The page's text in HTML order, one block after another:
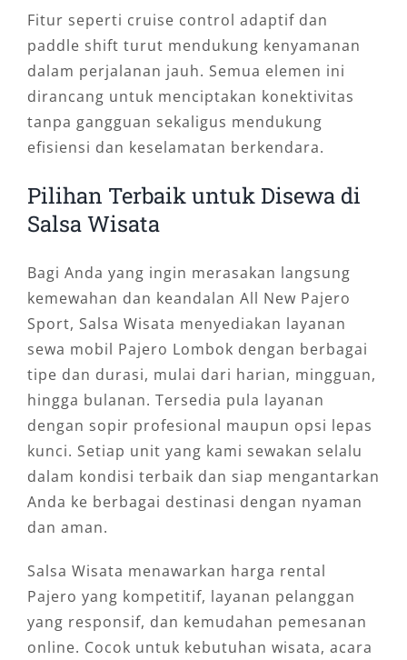
Fitur seperti cruise control adaptif dan
paddle shift turut mendukung kenyamanan
dalam perjalanan jauh. Semua elemen ini
dirancang untuk menciptakan konektivitas
tanpa gangguan sekaligus mendukung
efisiensi dan keselamatan berkendara.
Pilihan Terbaik untuk Disewa di
Salsa Wisata
Bagi Anda yang ingin merasakan langsung
kemewahan dan keandalan All New Pajero
Sport, Salsa Wisata menyediakan layanan
sewa mobil Pajero Lombok dengan berbagai
tipe dan durasi, mulai dari harian, mingguan,
hingga bulanan. Tersedia pula layanan
dengan sopir profesional maupun opsi lepas
kunci. Setiap unit yang kami sewakan selalu
dalam kondisi terbaik dan siap mengantarkan
Anda ke berbagai destinasi dengan nyaman
dan aman.
Salsa Wisata menawarkan harga rental
Pajero yang kompetitif, layanan pelanggan
yang responsif, dan kemudahan pemesanan
online. Cocok untuk kebutuhan wisata, acara